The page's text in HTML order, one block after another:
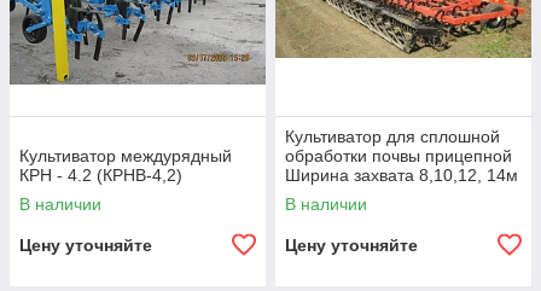
Культиватор междурядный
КРН - 4.2 (КРНВ-4,2)
В наличии
Цену уточняйте
Культиватор для сплошной
обработки почвы прицепной
Ширина захвата 8,10,12, 14м
В наличии
Цену уточняйте